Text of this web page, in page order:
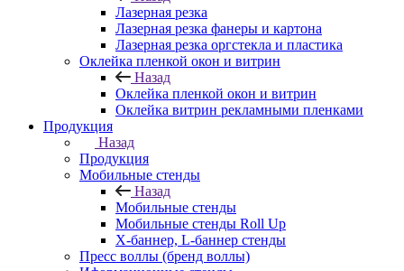
Лазерная резка
Лазерная резка фанеры и картона
Лазерная резка оргстекла и пластика
Оклейка пленкой окон и витрин
Назад
Оклейка пленкой окон и витрин
Оклейка витрин рекламными пленками
Продукция
Назад
Продукция
Мобильные стенды
Назад
Мобильные стенды
Мобильные стенды Roll Up
Х-баннер, L-баннер стенды
Пресс воллы (бренд воллы)